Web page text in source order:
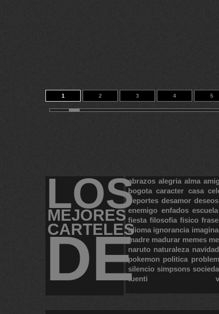
1 2 3 4 5
11 12 13 14 15
LOS
MEJORES
CARTELES
DE
abrazos alegria alma
bogota caracter casa
deportes desamor deseos
enemigo enfados escuela
fiesta filosofia fisico
idioma ignorancia
madre madurar memes
naruto naturaleza navidad
pokemon politica
silencio simpsons
tuenti